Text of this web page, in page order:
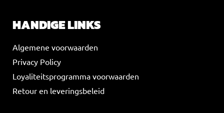
HANDIGE LINKS
Algemene voorwaarden
Privacy Policy
Loyaliteitsprogramma voorwaarden
Retour en leveringsbeleid